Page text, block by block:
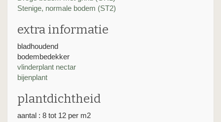
Stenige, normale bodem (ST2)
extra informatie
bladhoudend
bodembedekker
vlinderplant nectar
bijenplant
plantdichtheid
aantal : 8 tot 12 per m2